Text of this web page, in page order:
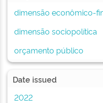
dimensão econômico-
dimensão sociopolítica
orçamento público
Date issued
2022